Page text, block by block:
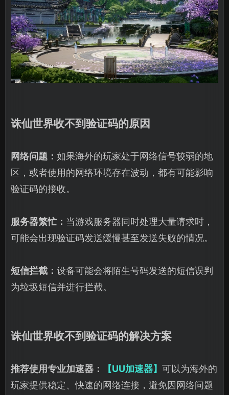
诛仙世界收不到验证码的原因
网络问题： 如果海外的玩家处于网络信号较弱的地
区，或者使用的网络环境存在波动，都有可能影响
验证码的接收。
服务器繁忙： 当游戏服务器同时处理大量请求时，
可能会出现验证码发送缓慢甚至发送失败的情况。
短信拦截： 设备可能会将陌生号码发送的短信误判
为垃圾短信并进行拦截。
诛仙世界收不到验证码的解决方案
推荐使用专业加速器： 【UU加速器】 可以为海外的
玩家提供稳定、快速的网络连接，避免因网络问题